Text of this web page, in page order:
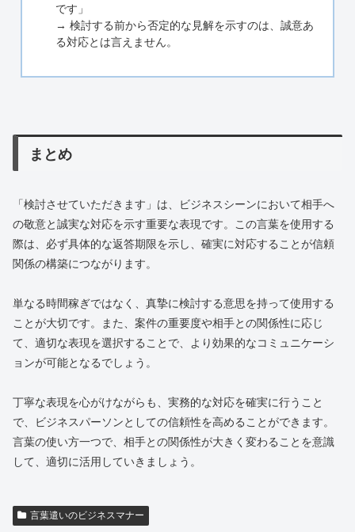
です」
→ 検討する前から否定的な見解を示すのは、誠意あ
る対応とは言えません。
まとめ
「検討させていただきます」は、ビジネスシーンにおいて相手へ
の敬意と誠実な対応を示す重要な表現です。この言葉を使用する
際は、必ず具体的な返答期限を示し、確実に対応することが信頼
関係の構築につながります。
単なる時間稼ぎではなく、真摯に検討する意思を持って使用する
ことが大切です。また、案件の重要度や相手との関係性に応じ
て、適切な表現を選択することで、より効果的なコミュニケーシ
ョンが可能となるでしょう。
丁寧な表現を心がけながらも、実務的な対応を確実に行うこと
で、ビジネスパーソンとしての信頼性を高めることができます。
言葉の使い方一つで、相手との関係性が大きく変わることを意識
して、適切に活用していきましょう。
言葉遣いのビジネスマナー